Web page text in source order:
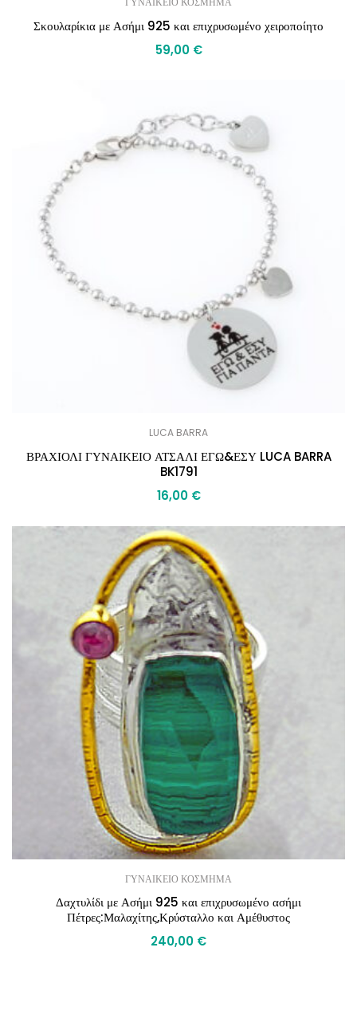
Σκουλαρίκια με Ασήμι 925 και επιχρυσωμένο χειροποίητο
59,00 €
LUCA BARRA
ΒΡΑΧΙΟΛΙ ΓΥΝΑΙΚΕΙΟ ΑΤΣΑΛΙ ΕΓΩ&ΕΣΥ LUCA BARRA
BK1791
16,00 €
ΓΥΝΑΙΚΕΙΟ ΚΟΣΜΗΜΑ
Δαχτυλίδι με Ασήμι 925 και επιχρυσωμένο ασήμι
Πέτρες:Μαλαχίτης,Κρύσταλλο και Αμέθυστος
240,00 €